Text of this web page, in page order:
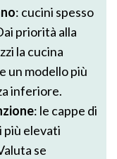
: cucini spesso
priorità alla
la cucina
un modello più
inferiore.
: le cappe di
più elevati
se